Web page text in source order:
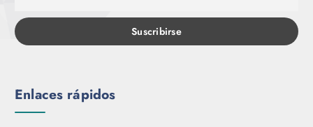
Enlaces rápidos